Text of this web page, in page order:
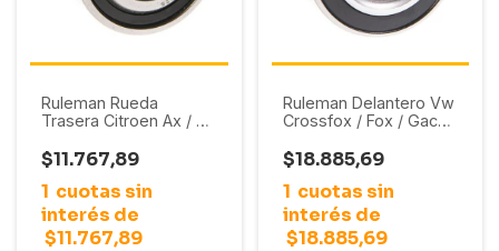
Ruleman Rueda
Trasera Citroen Ax / C3
Chevrolet Aveo / Aveo
G3
$11.767,89
1 cuotas sin
interés de
$11.767,89
Ruleman Delantero Vw
Crossfox / Fox / Gacel
Pointer / Polo Classic /
Quantum / Pointer /
Saveiro / Senda /
Voyage
$18.885,69
1 cuotas sin
interés de
$18.885,69